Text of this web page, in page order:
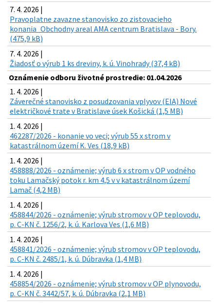
7. 4. 2026 |
Pravoplatne zavazne stanovisko zo zistovacieho
konania_Obchodny areal AMA centrum Bratislava - Bory.
(475,9 kB)
7. 4. 2026 |
Žiadosť o výrub 1 ks dreviny, k. ú. Vinohrady (37,4 kB)
Oznámenie odboru životné prostredie: 01.04.2026
1. 4. 2026 |
Záverečné stanovisko z posudzovania vplyvov (EIA) Nové
električkové trate v Bratislave úsek Košická (1,5 MB)
1. 4. 2026 |
462287/2026 - konanie vo veci; výrub 55 x strom v
katastrálnom území K. Ves (18,9 kB)
1. 4. 2026 |
458888/2026 - oznámenie; výrub 6 x strom v OP vodného
toku Lamačský potok r. km 4,5 v v katastrálnom území
Lamač (4,2 MB)
1. 4. 2026 |
458844/2026 - oznámenie; výrub stromov v OP teplovodu,
p. C-KN č. 1256/2, k. ú. Karlova Ves (1,6 MB)
1. 4. 2026 |
458841/2026 - oznámenie; výrub stromov v OP teplovodu,
p. C-KN č. 2485/1, k. ú. Dúbravka (1,4 MB)
1. 4. 2026 |
458854/2026 - oznámenie; výrub stromov v OP plynovodu,
p. C-KN č. 3442/57, k. ú. Dúbravka (2,1 MB)